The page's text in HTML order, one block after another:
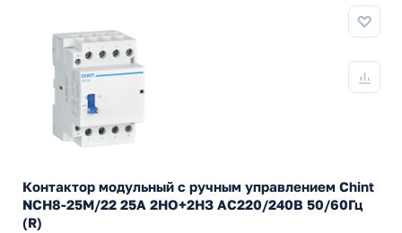
Контактор модульный с ручным управлением Chint
NCH8-25M/22 25А 2НО+2НЗ АС220/240В 50/60Гц
(R)